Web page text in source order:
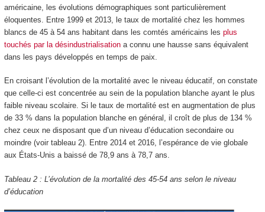
américaine, les évolutions démographiques sont particulièrement
éloquentes. Entre 1999 et 2013, le taux de mortalité chez les hommes
blancs de 45 à 54 ans habitant dans les comtés américains les plus
touchés par la désindustrialisationa connu une hausse sans équivalent
dans les pays développés en temps de paix.
En croisant l’évolution de la mortalité avec le niveau éducatif, on constate
que celle-ci est concentrée au sein de la population blanche ayant le plus
faible niveau scolaire. Si le taux de mortalité est en augmentation de plus
de 33 % dans la population blanche en général, il croît de plus de 134 %
chez ceux ne disposant que d’un niveau d’éducation secondaire ou
moindre (voir tableau 2). Entre 2014 et 2016, l’espérance de vie globale
aux États-Unis a baissé de 78,9 ans à 78,7 ans.
Tableau 2 : L’évolution de la mortalité des 45-54 ans selon le niveau
d’éducation